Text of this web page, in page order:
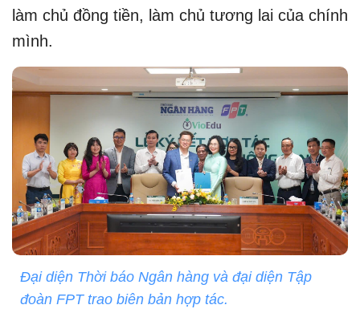
làm chủ đồng tiền, làm chủ tương lai của chính
mình.
Đại diện Thời báo Ngân hàng và đại diện Tập
đoàn FPT trao biên bản hợp tác.